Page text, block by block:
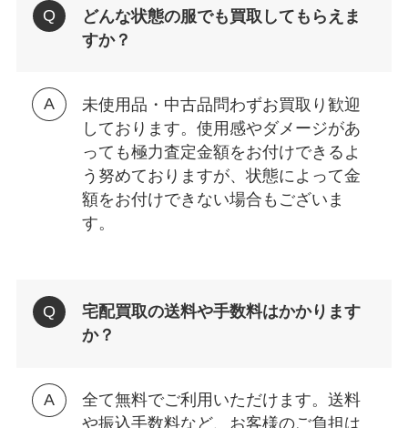
どんな状態の服でも買取してもらえま
すか？
未使用品・中古品問わずお買取り歓迎
しております。使用感やダメージがあ
っても極力査定金額をお付けできるよ
う努めておりますが、状態によって金
額をお付けできない場合もございま
す。
宅配買取の送料や手数料はかかります
か？
全て無料でご利用いただけます。送料
や振込手数料など、お客様のご負担は